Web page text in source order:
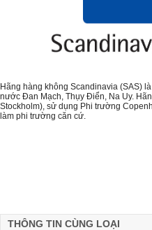
Hãng hàng không Scandinavia (SAS)
nước Đan Mạch, Thụy Điển, Na Uy.
Stockholm), sử dụng Phi trường
làm phi trường căn cứ.
THÔNG TIN CÙNG LOẠI